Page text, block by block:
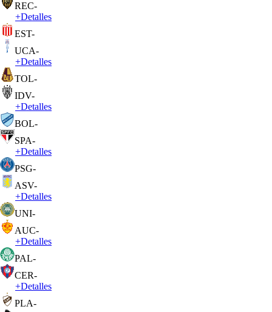
REC-
+Detalles
EST-
UCA-
+Detalles
TOL-
IDV-
+Detalles
BOL-
SPA-
+Detalles
PSG-
ASV-
+Detalles
UNI-
AUC-
+Detalles
PAL-
CER-
+Detalles
PLA-